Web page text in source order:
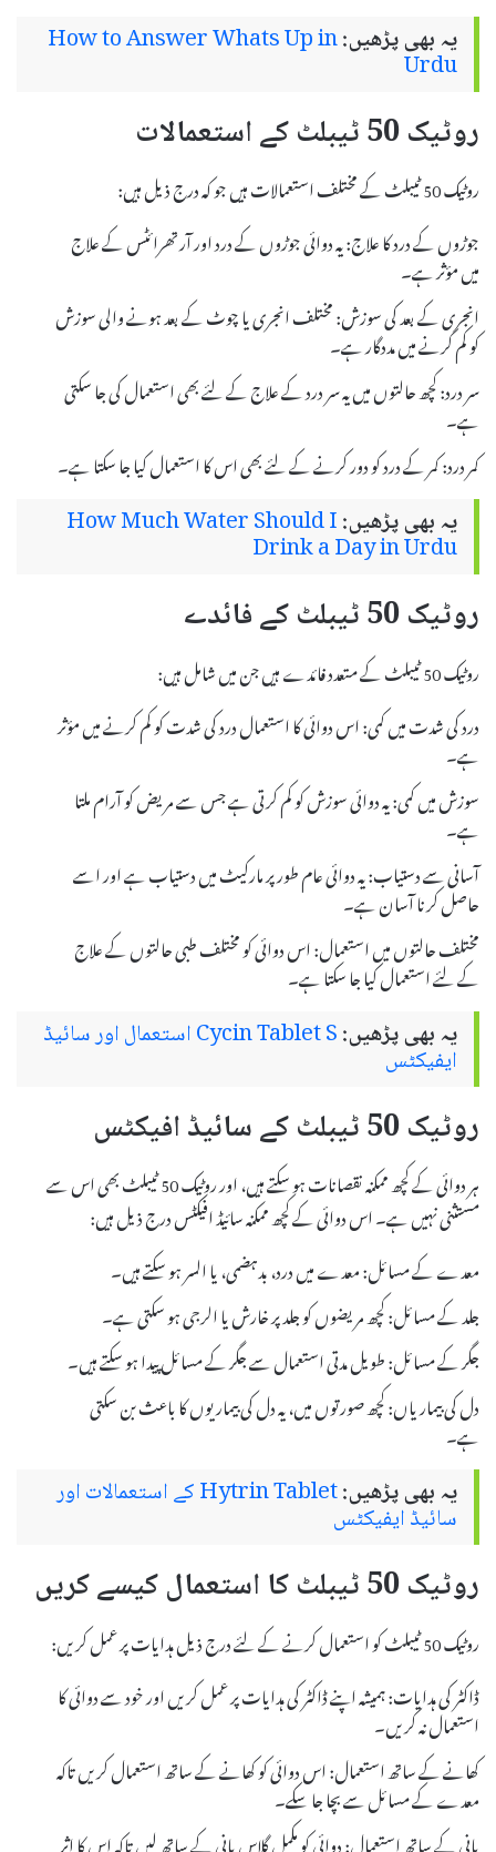
یہ بھی پڑھیں:How to Answer Whats Up in
Urdu
روٹیک 50 ٹیبلٹ کے استعمالات
روٹیک 50 ٹیبلٹ کے مختلف استعمالات ہیں جو کہ درج ذیل ہیں:
جوڑوں کے درد کا علاج: یہ دوائی جوڑوں کے درد اور آرتھرائٹس کے علاج
میں مؤثر ہے۔
انجری کے بعد کی سوزش: مختلف انجری یا چوٹ کے بعد ہونے والی سوزش
کو کم کرنے میں مددگار ہے۔
سر درد: کچھ حالتوں میں یہ سر درد کے علاج کے لئے بھی استعمال کی جا سکتی
ہے۔
کمر درد: کمر کے درد کو دور کرنے کے لئے بھی اس کا استعمال کیا جا سکتا ہے۔
یہ بھی پڑھیں:How Much Water Should I
Drink a Day in Urdu
روٹیک 50 ٹیبلٹ کے فائدے
روٹیک 50 ٹیبلٹ کے متعدد فائدے ہیں جن میں شامل ہیں:
درد کی شدت میں کمی: اس دوائی کا استعمال درد کی شدت کو کم کرنے میں مؤثر
ہے۔
سوزش میں کمی: یہ دوائی سوزش کو کم کرتی ہے جس سے مریض کو آرام ملتا
ہے۔
آسانی سے دستیاب: یہ دوائی عام طور پر مارکیٹ میں دستیاب ہے اور اسے
حاصل کرنا آسان ہے۔
مختلف حالتوں میں استعمال: اس دوائی کو مختلف طبی حالتوں کے علاج
کے لئے استعمال کیا جا سکتا ہے۔
یہ بھی پڑھیں: Cycin Tablet S استعمال اور سائیڈ
ایفیکٹس
روٹیک 50 ٹیبلٹ کے سائیڈ افیکٹس
ہر دوائی کے کچھ ممکنہ نقصانات ہو سکتے ہیں، اور روٹیک 50 ٹیبلٹ بھی اس سے
مستثنی نہیں ہے۔ اس دوائی کے کچھ ممکنہ سائیڈ افیکٹس درج ذیل ہیں:
معدے کے مسائل: معدے میں درد، بدہضمی، یا السر ہو سکتے ہیں۔
جلد کے مسائل: کچھ مریضوں کو جلد پر خارش یا الرجی ہو سکتی ہے۔
جگر کے مسائل: طویل مدتی استعمال سے جگر کے مسائل پیدا ہو سکتے ہیں۔
دل کی بیماریاں: کچھ صورتوں میں، یہ دل کی بیماریوں کا باعث بن سکتی
ہے۔
یہ بھی پڑھیں: Hytrin Tablet کے استعمالات اور
سائیڈ ایفیکٹس
روٹیک 50 ٹیبلٹ کا استعمال کیسے کریں
روٹیک 50 ٹیبلٹ کو استعمال کرنے کے لئے درج ذیل ہدایات پر عمل کریں:
ڈاکٹر کی ہدایات: ہمیشہ اپنے ڈاکٹر کی ہدایات پر عمل کریں اور خود سے دوائی کا
استعمال نہ کریں۔
کھانے کے ساتھ استعمال: اس دوائی کو کھانے کے ساتھ استعمال کریں تاکہ
معدے کے مسائل سے بچا جا سکے۔
پانی کے ساتھ استعمال: دوائی کو مکمل گلاس پانی کے ساتھ لیں تاکہ اس کا اثر